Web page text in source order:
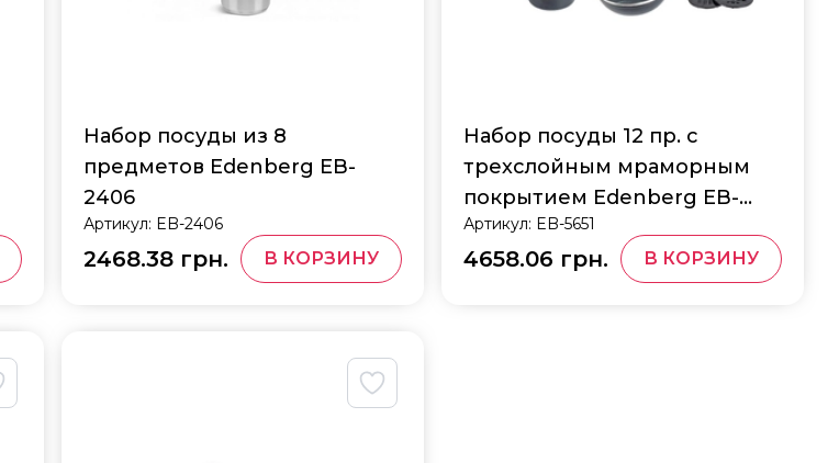
Набор посуды из 8
предметов Edenberg EB-
2406
Артикул: EB-2406
2468.38 грн. В КОРЗИНУ
Набор посуды 12 пр. с
трехслойным мраморным
покрытием Edenberg EB-
5651
Артикул: EB-5651
4658.06 грн. В КОРЗИНУ